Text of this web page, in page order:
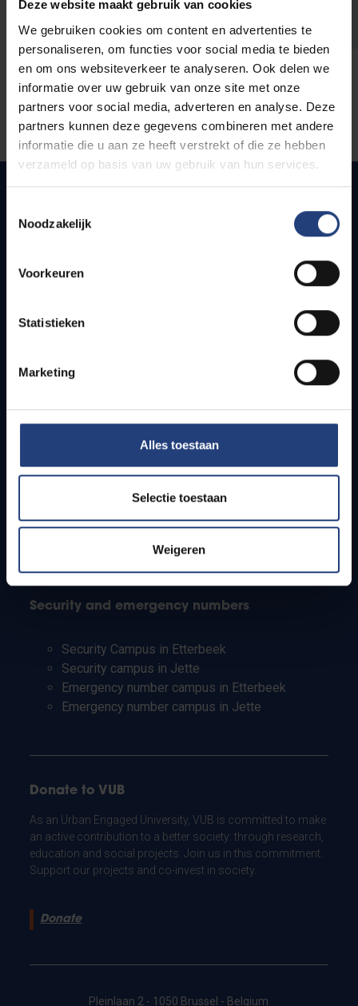
Deze website maakt gebruik van cookies
We gebruiken cookies om content en advertenties te
personaliseren, om functies voor social media te bieden
en om ons websiteverkeer te analyseren. Ook delen we
informatie over uw gebruik van onze site met onze
partners voor social media, adverteren en analyse. Deze
partners kunnen deze gegevens combineren met andere
informatie die u aan ze heeft verstrekt of die ze hebben
verzameld op basis van uw gebruik van hun services.
Noodzakelijk
Voorkeuren
Statistieken
Marketing
Alles toestaan
Selectie toestaan
Weigeren
Quick links
How to get to the VUB campuses
Students
PhD students
Teachers and secondary schools
Working students
Security and emergency numbers
Security Campus in Etterbeek
Security campus in Jette
Emergency number campus in Etterbeek
Emergency number campus in Jette
Donate to VUB
As an Urban Engaged University, VUB is committed to make
an active contribution to a better society: through research,
education and social projects. Join us in this commitment.
Support our projects and co-invest in society.
Donate
Pleinlaan 2 - 1050 Brussel - Belgium